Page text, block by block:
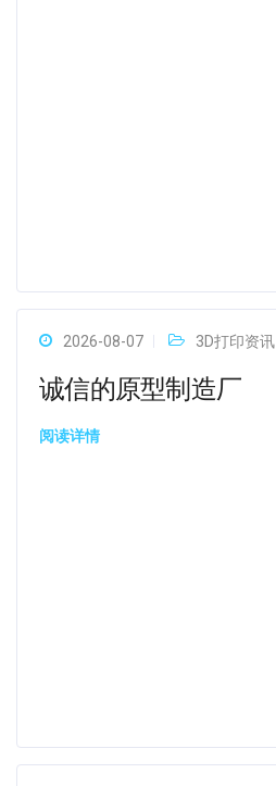
2026-08-07 3D打印资讯
诚信的原型制造厂
阅读详情